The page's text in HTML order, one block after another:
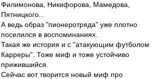
Филимонова, Никифорова, Мамедова,
Пятницкого...
А ведь образ "пионеротряда" уже плотно
поселился в воспоминаниях.
Такая же история и с "атакующим футболом
Карреры". Тоже миф и тоже устойчиво
прижившийся.
Сейчас вот творится новый миф про